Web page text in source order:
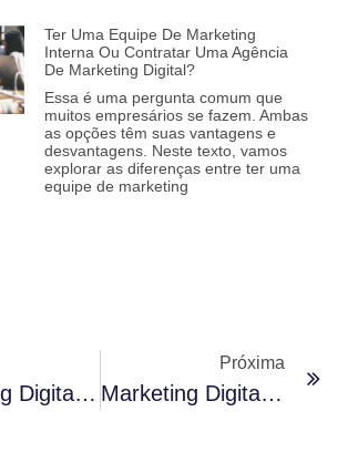
Ter Uma Equipe De Marketing
Interna Ou Contratar Uma Agência
De Marketing Digital?
Essa é uma pergunta comum que
muitos empresários se fazem. Ambas
as opções têm suas vantagens e
desvantagens. Neste texto, vamos
explorar as diferenças entre ter uma
equipe de marketing
Marketing Digital Para Pequenas Empresas: Como Ter Sucesso Com Um Orçamento Limitado
Próxima
Marketing Digital: Um Casamento Feliz Entre Empresa E Agência